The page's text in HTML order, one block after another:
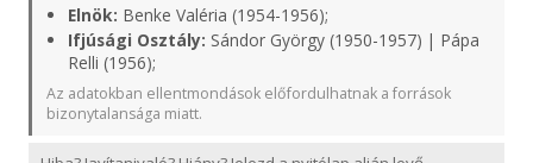
Elnök: Benke Valéria (1954-1956);
Ifjúsági Osztály: Sándor György (1950-1957) | Pápa
Relli (1956);
Az adatokban ellentmondások előfordulhatnak a források
bizonytalansága miatt.